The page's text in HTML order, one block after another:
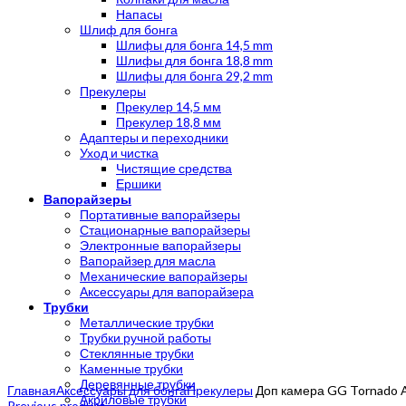
Напасы
Шлиф для бонга
Шлифы для бонга 14,5 mm
Шлифы для бонга 18,8 mm
Шлифы для бонга 29,2 mm
Прекулеры
Прекулер 14,5 мм
Прекулер 18,8 мм
Адаптеры и переходники
Уход и чистка
Чистящие средства
Ершики
Вапорайзеры
Портативные вапорайзеры
Стационарные вапорайзеры
Электронные вапорайзеры
Вапорайзер для масла
Механические вапорайзеры
Аксессуары для вапорайзера
Трубки
Металлические трубки
Трубки ручной работы
Стеклянные трубки
Каменные трубки
Деревянные трубки
Акриловые трубки
Click to enlarge
ГлавнаяАксессуары для бонгаПрекулеры Доп камера GG Tornado